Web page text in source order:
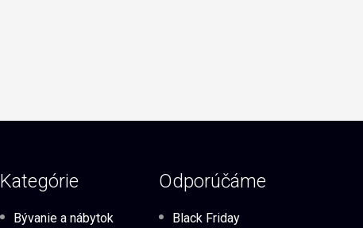
Kategórie
Bývanie a nábytok
Odporúčáme
Black Friday